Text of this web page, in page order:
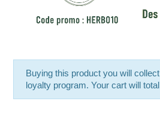
Buying this product you will collect
loyalty program. Your cart will total